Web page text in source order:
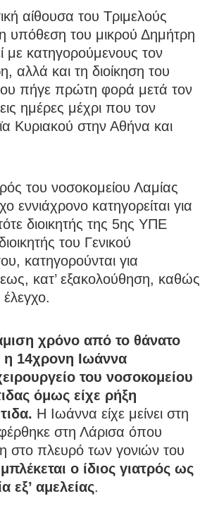
αίθουσα του Τριμελούς
υπόθεση του μικρού Δημήτρη
με κατηγορούμενους τον
αλλά και τη διοίκηση του
πήγε πρώτη φορά μετά τον
ημέρες μέχρι που τον
Κυριακού στην Αθήνα και
του νοσοκομείου Λαμίας
εννιάχρονο κατηγορείται για
διοικητής της 5ης ΥΠΕ
του Γενικού
κατηγορούνται για
κατ’ εξακολούθηση, καθώς
χρόνο από το θάνατο
η 14χρονη Ιωάννα
του νοσοκομείου
όμως είχε ρήξη
Η Ιωάννα είχε μείνει στη
στη Λάρισα όπου
στο πλευρό των γονιών του
ο ίδιος γιατρός ως
εξ’ αμελείας.